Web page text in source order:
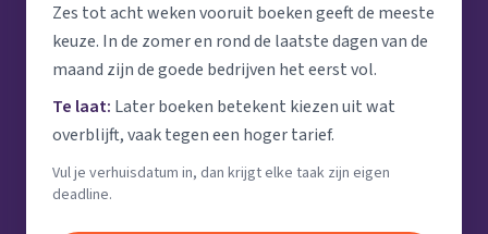
Zes tot acht weken vooruit boeken geeft de meeste
keuze. In de zomer en rond de laatste dagen van de
maand zijn de goede bedrijven het eerst vol.
Te laat: Later boeken betekent kiezen uit wat
overblijft, vaak tegen een hoger tarief.
Vul je verhuisdatum in, dan krijgt elke taak zijn eigen
deadline.